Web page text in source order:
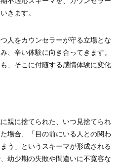
きます。
人をカウンセラーが守る立場とな
、辛い体験に向き合ってきます。
、そこに付随する感情体験に変化
親に捨てられた、いつ見捨てられ
場合、「目の前にいる人との関わ
う」というスキーマが形成される
幼少期の失敗や間違いに不寛容な